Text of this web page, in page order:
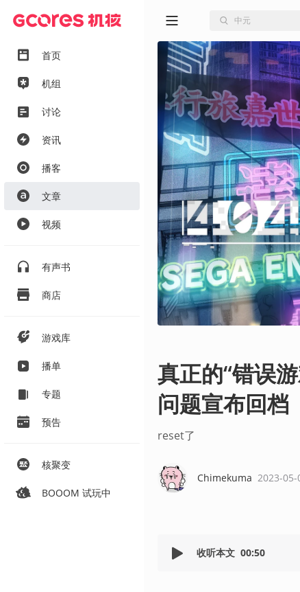
首页
机组
讨论
资讯
播客
文章
视频
有声书
商店
游戏库
播单
专题
预告
核聚变
BOOOM 试玩中
真正的“错误
问题宣布回档
reset了
Chimekuma 2023-05-
收听本文 00:50